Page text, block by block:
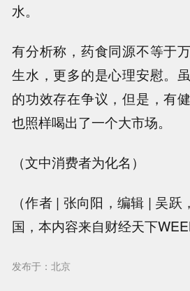
水。
有分析称，药食同源不等于
生水，更多的是心理安慰。
的功效存在争议，但是，有
也照样喝出了一个大市场。
（文中消费者为化名）
（作者 | 张向阳，编辑 | 吴
国，本内容来自财经天下
发布于：北京